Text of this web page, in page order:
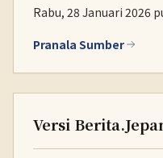
Rabu, 28 Januari 2026
Pranala Sumber
Versi